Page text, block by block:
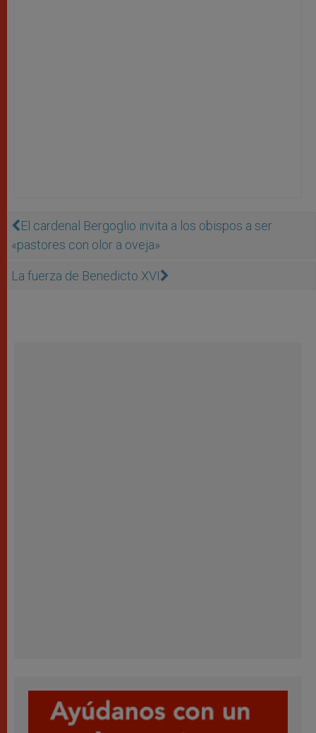
El cardenal Bergoglio invita a los obispos a ser
«pastores con olor a oveja»
La fuerza de Benedicto XVI